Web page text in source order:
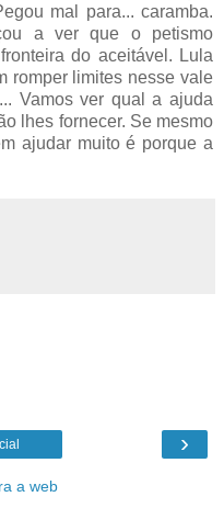
mal para... caramba.
a ver que o petismo
do aceitável. Lula
romper limites nesse vale
Vamos ver qual a ajuda
lhes fornecer. Se mesmo
ajudar muito é porque a
›
a web